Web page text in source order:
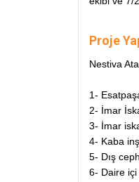
Proje
Nestiva
1-
2- İmar
3- İmar
4- Kaba
5- Dış
6- Daire içi